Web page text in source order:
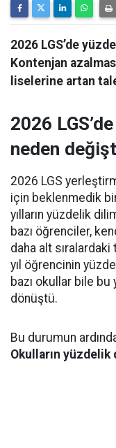
2026 LGS’de
Kontenjan
liselerine artan
2026
neden
2026 LGS
için beklenmedik
yılların yüzdelik
bazı öğrenciler,
daha alt
yıl öğrencinin
bazı okullar bile bu
dönüştü.
Bu durumun
Okulların